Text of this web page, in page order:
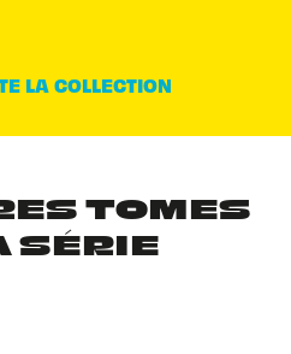
LA COLLECTION
TOMES
SÉRIE